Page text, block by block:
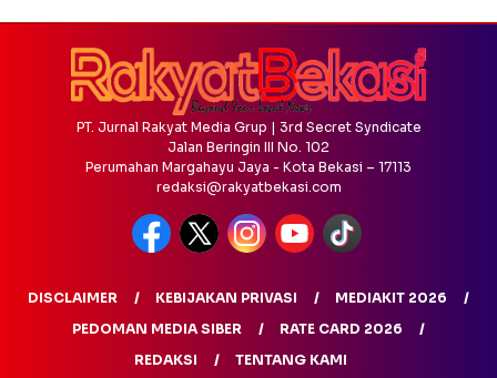
PT. Jurnal Rakyat Media Grup | 3rd Secret Syndicate
Jalan Beringin III No. 102
Perumahan Margahayu Jaya - Kota Bekasi – 17113
redaksi@rakyatbekasi.com
DISCLAIMER KEBIJAKAN PRIVASI
MEDIAKIT 2026
PEDOMAN MEDIA SIBER
RATE CARD 2026
REDAKSI
TENTANG KAMI